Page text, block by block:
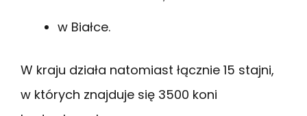
w Białce.
W kraju działa natomiast łącznie 15 stajni,
w których znajduje się 3500 koni